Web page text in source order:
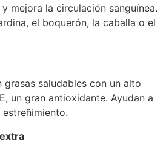
mejora la circulación sanguínea.
el boquerón, la caballa o el
saludables con un alto
un gran antioxidante. Ayudan a